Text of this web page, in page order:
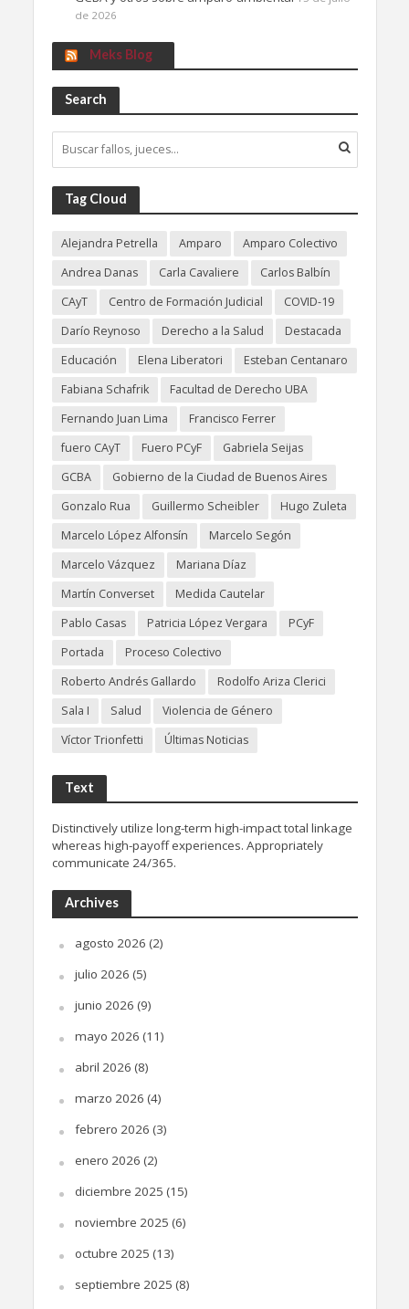
de 2026
Meks Blog
Search
Tag Cloud
Alejandra Petrella Amparo
Amparo Colectivo
Andrea Danas
Carla Cavaliere
Carlos Balbín
CAyT
Centro de Formación Judicial
COVID-19
Darío Reynoso
Derecho a la Salud
Destacada
Educación
Elena Liberatori
Esteban Centanaro
Fabiana Schafrik
Facultad de Derecho UBA
Fernando Juan Lima
Francisco Ferrer
fuero CAyT
Fuero PCyF
Gabriela Seijas
GCBA
Gobierno de la Ciudad de Buenos Aires
Gonzalo Rua
Guillermo Scheibler
Hugo Zuleta
Marcelo López Alfonsín
Marcelo Segón
Marcelo Vázquez
Mariana Díaz
Martín Converset
Medida Cautelar
Pablo Casas
Patricia López Vergara
PCyF
Portada
Proceso Colectivo
Roberto Andrés Gallardo
Rodolfo Ariza Clerici
Sala I
Salud
Violencia de Género
Víctor Trionfetti
Últimas Noticias
Text
Distinctively utilize long-term high-impact total linkage
whereas high-payoff experiences. Appropriately
communicate 24/365.
Archives
agosto 2026 (2)
julio 2026 (5)
junio 2026 (9)
mayo 2026 (11)
abril 2026 (8)
marzo 2026 (4)
febrero 2026 (3)
enero 2026 (2)
diciembre 2025 (15)
noviembre 2025 (6)
octubre 2025 (13)
septiembre 2025 (8)